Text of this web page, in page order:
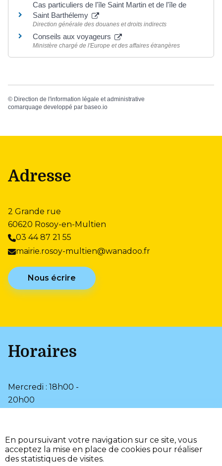
Cas particuliers de l'île Saint Martin et de l'île de
Saint Barthélemy
Direction générale des douanes et droits indirects
Conseils aux voyageurs
Ministère chargé de l'Europe et des affaires étrangères
© Direction de l'information légale et administrative
comarquage developpé par baseo.io
Adresse
2 Grande rue
60620 Rosoy-en-Multien
03 44 87 21 55
mairie.rosoy-multien@wanadoo.fr
Nous écrire
Horaires
Mercredi : 18h00 -
20h00
•
Mentions légales •
Page d’aide • Accessibilité •
En poursuivant votre navigation sur ce site, vous
acceptez la mise en place de cookies pour réaliser
des statistiques de visites.